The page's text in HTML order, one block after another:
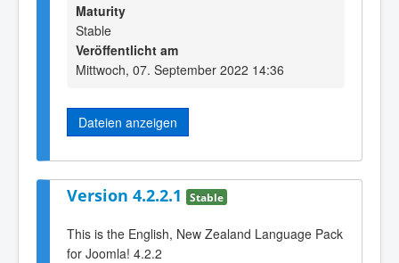
Maturity
Stable
Veröffentlicht am
Mittwoch, 07. September 2022 14:36
Dateien anzeigen
Version 4.2.2.1 Stable
This is the English, New Zealand Language Pack
for Joomla! 4.2.2